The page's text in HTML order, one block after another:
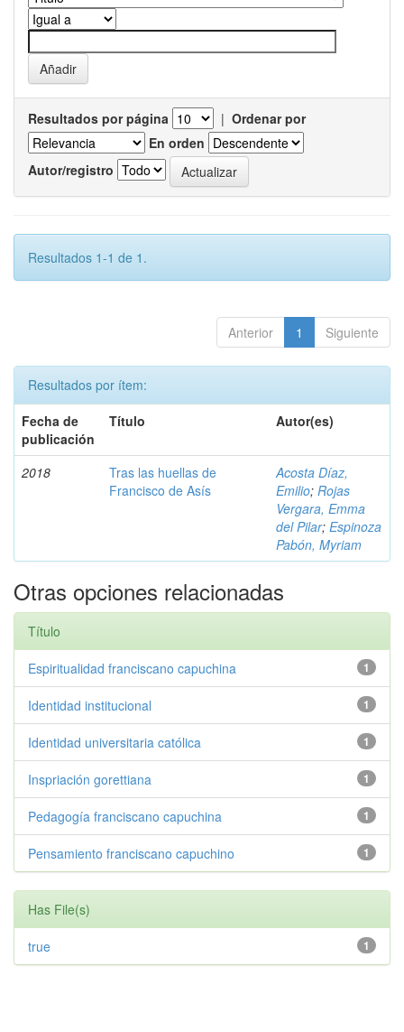
Resultados por página | Ordenar por
En orden
Autor/registro
Resultados 1-1 de 1.
Anterior 1 Siguiente
Resultados por ítem:
Fecha de
publicación
Título Autor(es)
2018
Tras las huellas de
Francisco de Asís
Acosta Díaz,
Emilio; Rojas
Vergara, Emma
del Pilar; Espinoza
Pabón, Myriam
Otras opciones relacionadas
Título
1
Espiritualidad franciscano capuchina
1
Identidad institucional
1
Identidad universitaria católica
1
Inspriación gorettiana
1
Pedagogía franciscano capuchina
1
Pensamiento franciscano capuchino
Has File(s)
1
true